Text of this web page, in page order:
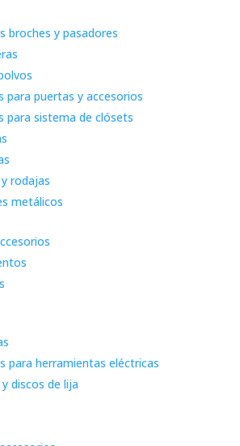
broches y pasadores
para puertas y accesorios
para sistema de clósets
rodajas
metálicos
para herramientas eléctricas
discos de lija